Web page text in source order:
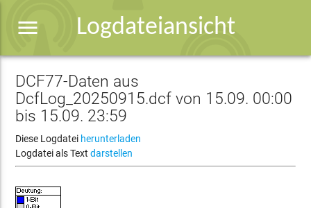
Logdateiansicht
menu
DCF77-Daten aus
DcfLog_20250915.dcf von 15.09. 00:00
bis 15.09. 23:59
Diese Logdatei herunterladen
Logdatei als Textdarstellen